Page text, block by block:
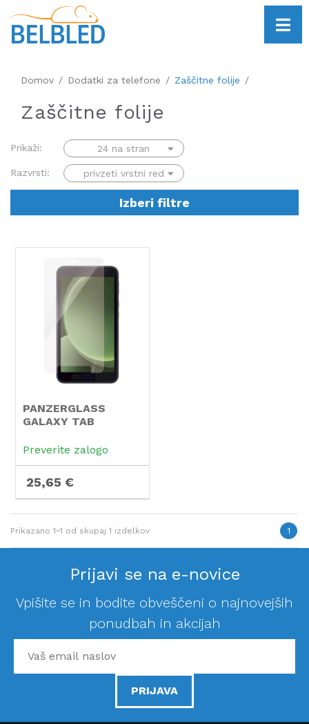
Domov Dodatki za telefone Zaščitne folije
Zaščitne folije
Prikaži:
Razvrsti:
Izberi filtre
PANZERGLASS
GALAXY TAB
Preverite zalogo
25,65 €
Prikazano 1~1 od skupaj 1 izdelkov 1
Prijavi se na e-novice
Vpišite se in bodite obveščeni o najnovejših
ponudbah in akcijah
PRIJAVA